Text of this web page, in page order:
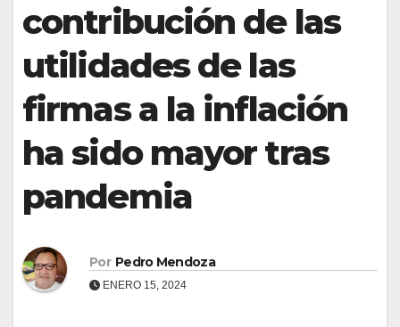
contribución de las
utilidades de las
firmas a la inflación
ha sido mayor tras
pandemia
Por Pedro Mendoza
ENERO 15, 2024